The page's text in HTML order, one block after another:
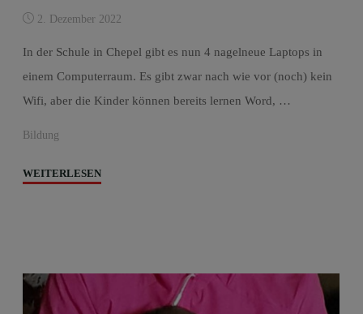
2. Dezember 2022
In der Schule in Chepel gibt es nun 4 nagelneue Laptops in
einem Computerraum. Es gibt zwar nach wie vor (noch) kein
Wifi, aber die Kinder können bereits lernen Word, …
Bildung
WEITERLESEN"Computerraum
Chepel"